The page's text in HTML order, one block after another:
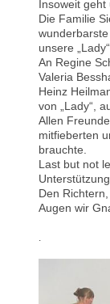
Insoweit geht
Die Familie
unsere
An Regine
Valeria
Heinz
von „Lady“,
Allen
mitfieberten
brauchte.
Last but not
Den
Augen wir